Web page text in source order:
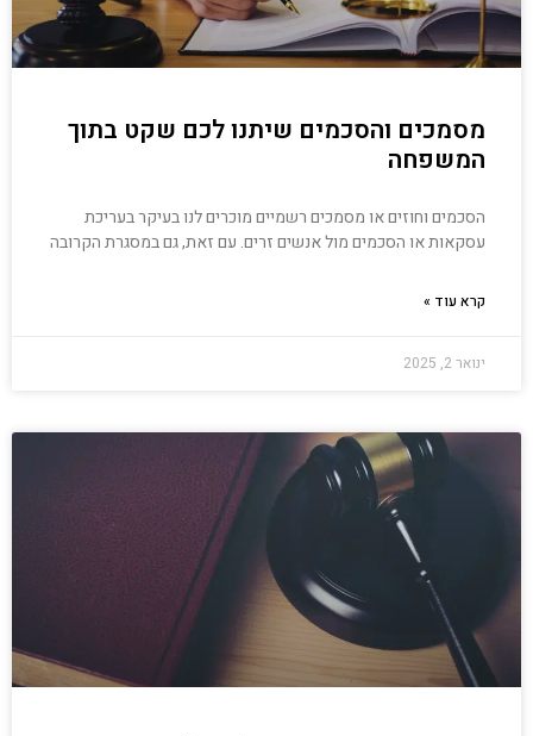
מסמכים והסכמים שיתנו לכם שקט בתוך
המשפחה
הסכמים וחוזים או מסמכים רשמיים מוכרים לנו בעיקר בעריכת
עסקאות או הסכמים מול אנשים זרים. עם זאת, גם במסגרת הקרובה
קרא עוד »
ינואר 2, 2025